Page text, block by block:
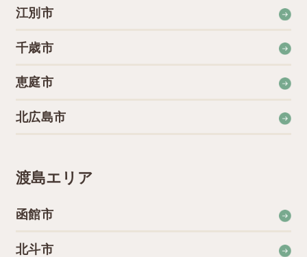
江別市
千歳市
恵庭市
北広島市
渡島エリア
函館市
北斗市